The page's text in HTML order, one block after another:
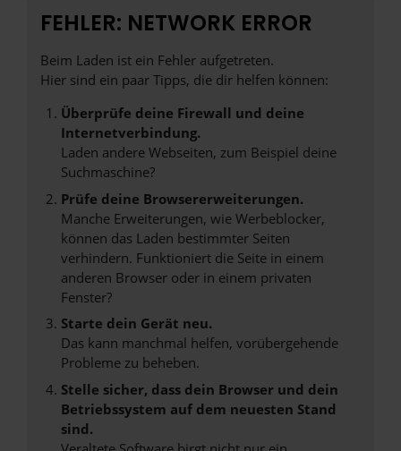
FEHLER: NETWORK ERROR
Beim Laden ist ein Fehler aufgetreten.
Hier sind ein paar Tipps, die dir helfen können:
Überprüfe deine Firewall und deine
Internetverbindung.
Laden andere Webseiten, zum Beispiel deine
Suchmaschine?
Prüfe deine Browsererweiterungen.
Manche Erweiterungen, wie Werbeblocker,
können das Laden bestimmter Seiten
verhindern. Funktioniert die Seite in einem
anderen Browser oder in einem privaten
Fenster?
Starte dein Gerät neu.
Das kann manchmal helfen, vorübergehende
Probleme zu beheben.
Stelle sicher, dass dein Browser und dein
Betriebssystem auf dem neuesten Stand
sind.